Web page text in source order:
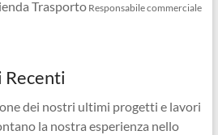
Trasporto Responsabile commerciale
Recenti
dei nostri ultimi progetti e lavori
la nostra esperienza nello